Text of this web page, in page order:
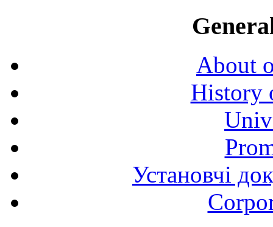
About
History
Установчі